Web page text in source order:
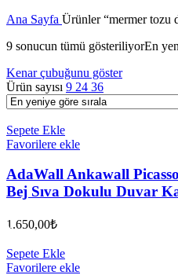
Ana Sayfa Ürünler “mermer tozu
9 sonucun tümü gösteriliyorEn
Kenar çubuğunu göster
Ürün sayısı 9 24 36
Sepete Ekle
Favorilere ekle
AdaWall Ankawall
Bej Sıva Dokulu Duvar
1.650,00₺
Sepete Ekle
Favorilere ekle